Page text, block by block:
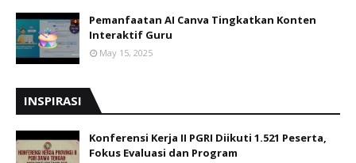
Pemanfaatan AI Canva Tingkatkan Konten
Interaktif Guru
May 15, 2025
INSPIRASI
Konferensi Kerja II PGRI Diikuti 1.521 Peserta,
Fokus Evaluasi dan Program